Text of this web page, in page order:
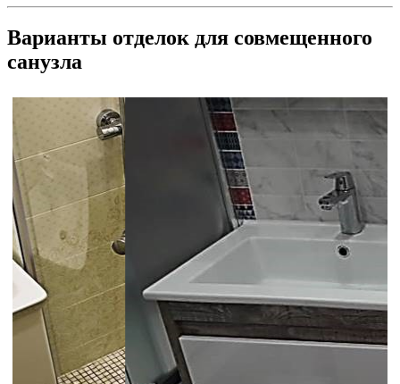
Варианты отделок для совмещенного
санузла